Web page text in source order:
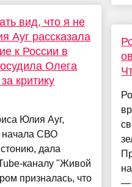
вид, что я не
Ауг рассказала
к России в
Олега
критику
Юлия Ауг,
начала СВО
дала
каналу "Живой
призналась, что
—